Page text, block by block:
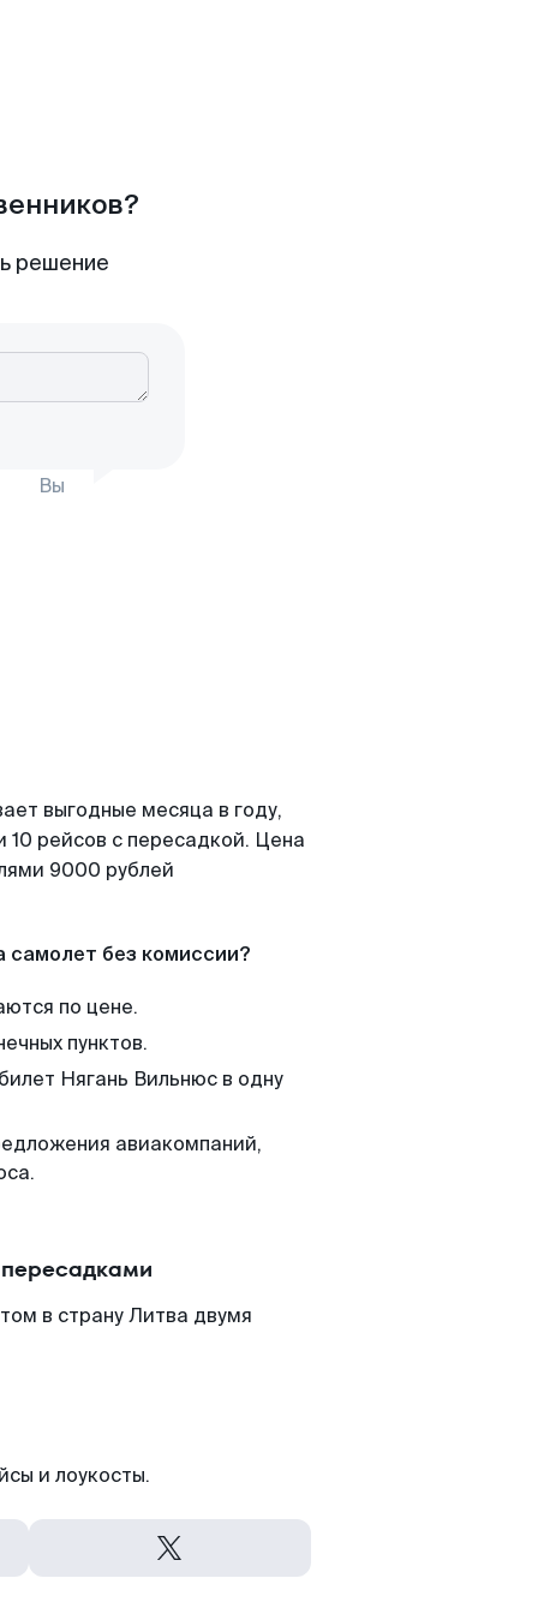
решение
Вы
выгодные месяца в году,
рейсов с пересадкой. Цена
9000 рублей
самолет без комиссии?
по цене.
пунктов.
Нягань Вильнюс в одну
авиакомпаний,
в страну Литва двумя
и лоукосты.